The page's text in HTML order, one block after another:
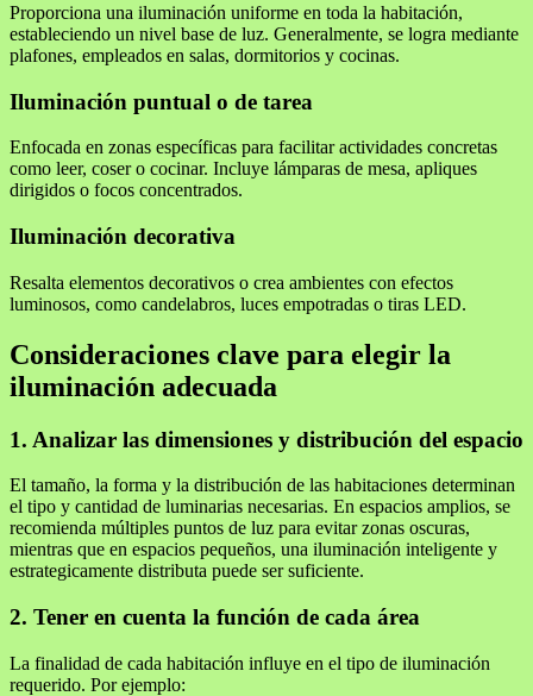
Proporciona una iluminación uniforme en toda la habitación,
estableciendo un nivel base de luz. Generalmente, se logra mediante
plafones, empleados en salas, dormitorios y cocinas.
Iluminación puntual o de tarea
Enfocada en zonas específicas para facilitar actividades concretas
como leer, coser o cocinar. Incluye lámparas de mesa, apliques
dirigidos o focos concentrados.
Iluminación decorativa
Resalta elementos decorativos o crea ambientes con efectos
luminosos, como candelabros, luces empotradas o tiras LED.
Consideraciones clave para elegir la
iluminación adecuada
1. Analizar las dimensiones y distribución del espacio
El tamaño, la forma y la distribución de las habitaciones determinan
el tipo y cantidad de luminarias necesarias. En espacios amplios, se
recomienda múltiples puntos de luz para evitar zonas oscuras,
mientras que en espacios pequeños, una iluminación inteligente y
estrategicamente distributa puede ser suficiente.
2. Tener en cuenta la función de cada área
La finalidad de cada habitación influye en el tipo de iluminación
requerido. Por ejemplo: